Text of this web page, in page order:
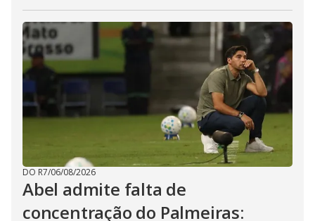
DO R7/06/08/2026
Abel admite falta de
concentração do Palmeiras: